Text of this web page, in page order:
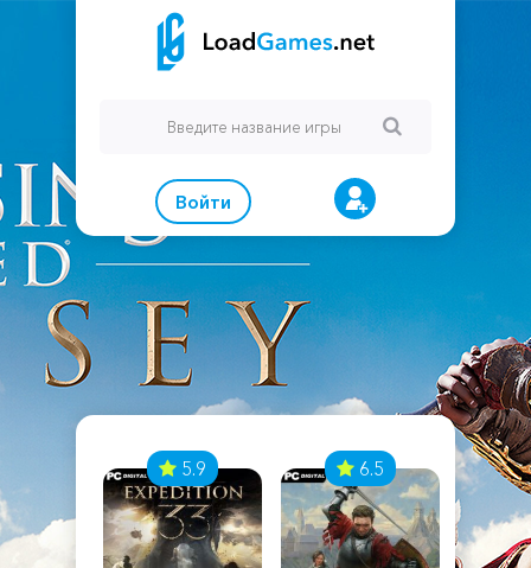
Войти
5.9 6.5